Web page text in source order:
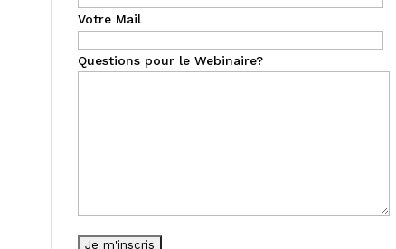
Votre Mail
Questions pour le Webinaire?